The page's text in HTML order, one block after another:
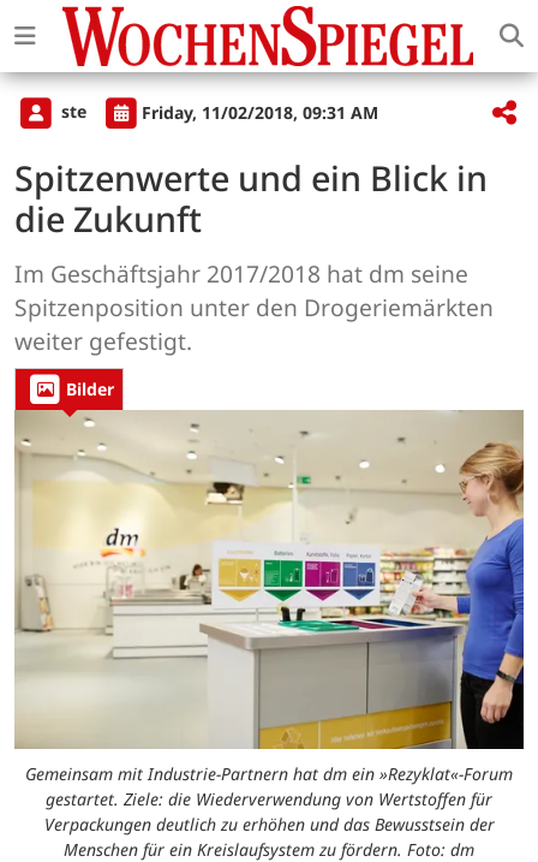
ste Friday, 11/02/2018, 09:31 AM
Spitzenwerte und ein Blick in
die Zukunft
Im Geschäftsjahr 2017/2018 hat dm seine
Spitzenposition unter den Drogeriemärkten
weiter gefestigt.
Bilder
Gemeinsam mit Industrie-Partnern hat dm ein »Rezyklat«-Forum
gestartet. Ziele: die Wiederverwendung von Wertstoffen für
Verpackungen deutlich zu erhöhen und das Bewusstsein der
Menschen für ein Kreislaufsystem zu fördern. Foto: dm